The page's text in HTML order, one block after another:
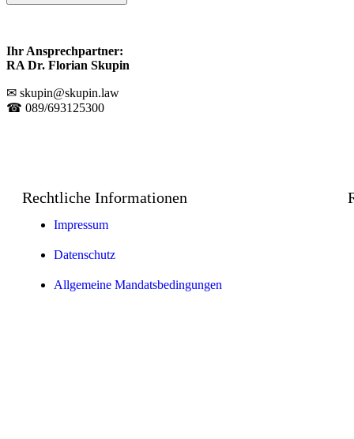
Ihr Ansprechpartner:
RA Dr. Florian Skupin
✉ skupin@skupin.law
☎ 089/693125300
Rechtliche Informationen
Impressum
Datenschutz
Allgemeine Mandatsbedingungen